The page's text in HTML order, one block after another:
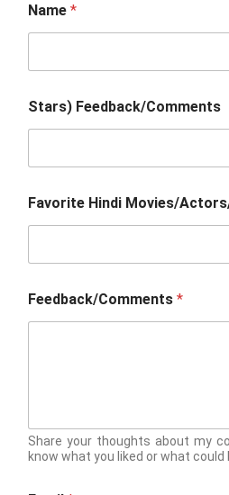
Name *
Stars) Feedback/Comments
Favorite Hindi Movies/
Feedback/Comments *
Share your thoughts about my
know what you liked or what could